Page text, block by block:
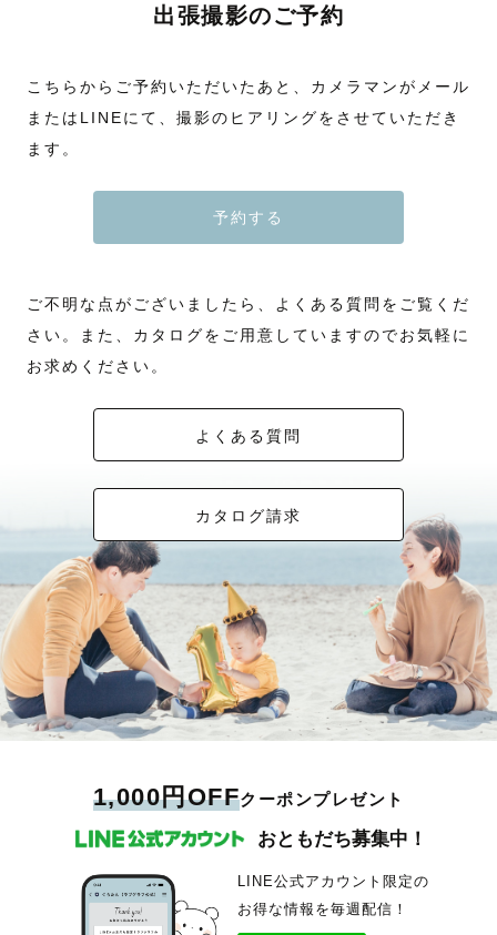
出張撮影のご予約
こちらからご予約いただいたあと、カメラマンがメール
またはLINEにて、撮影のヒアリングをさせていただき
ます。
予約する
ご不明な点がございましたら、よくある質問をご覧くだ
さい。また、カタログをご用意していますのでお気軽に
お求めください。
よくある質問
カタログ請求
1,000円OFFクーポンプレゼント
おともだち募集中！
LINE公式アカウント限定の
お得な情報を毎週配信！